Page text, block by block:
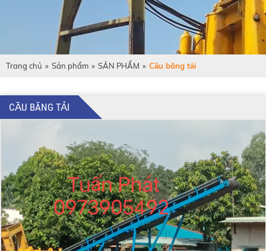
Trang chủ » Sản phẩm » SẢN PHẨM » Cầu băng tải
CẦU BĂNG TẢI